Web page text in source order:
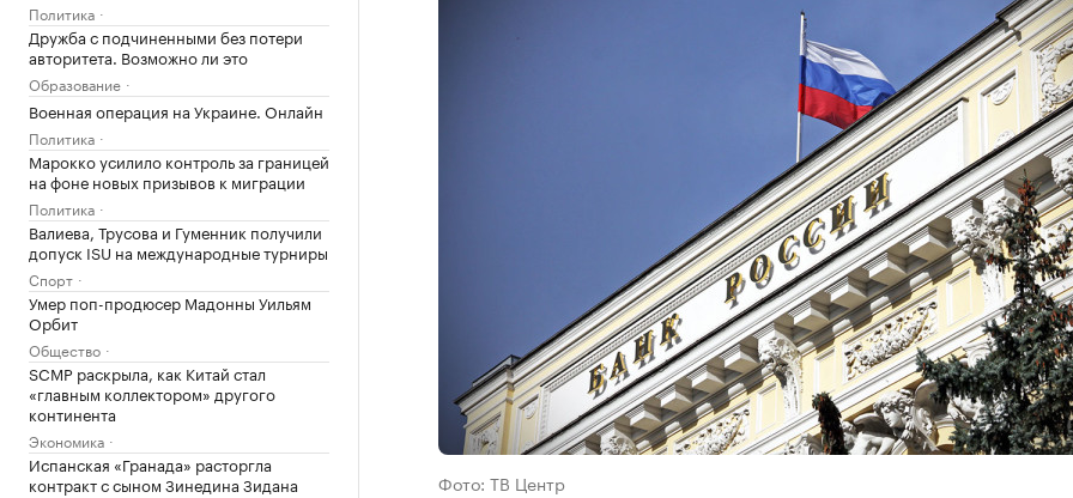
Политика
Дружба с подчиненными без потери
авторитета. Возможно ли это
Образование
Военная операция на Украине. Онлайн
Политика
Марокко усилило контроль за границей
на фоне новых призывов к миграции
Политика
Валиева, Трусова и Гуменник получили
допуск ISU на международные турниры
Спорт
Умер поп-продюсер Мадонны Уильям
Орбит
Общество
SCMP раскрыла, как Китай стал
«главным коллектором» другого
континента
Экономика
Испанская «Гранада» расторгла
контракт с сыном Зинедина Зидана
Фото: ТВ Центр